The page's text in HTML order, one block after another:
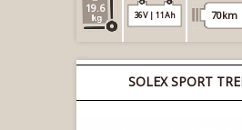
19.6
36V | 11Ah 70km
SOLEX SPORT